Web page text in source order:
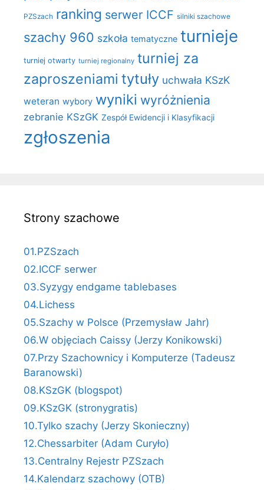
PZSzach ranking serwer ICCF silniki szachowe
szachy 960 szkoła tematyczne turnieje
turniej otwarty turniej regionalny turniej za
zaproszeniami tytuły uchwała KSzK
weteran wybory wyniki wyróżnienia
zebranie KSzGK Zespół Ewidencji i Klasyfikacji
zgłoszenia
Strony szachowe
01.PZSzach
02.ICCF serwer
03.Syzygy endgame tablebases
04.Lichess
05.Szachy w Polsce (Przemysław Jahr)
06.W objęciach Caissy (Jerzy Konikowski)
07.Przy Szachownicy i Komputerze (Tadeusz
Baranowski)
08.KSzGK (blogspot)
09.KSzGK (stronygratis)
10.Tylko szachy (Jerzy Skonieczny)
12.Chessarbiter (Adam Curyło)
13.Centralny Rejestr PZSzach
14.Kalendarz szachowy (OTB)